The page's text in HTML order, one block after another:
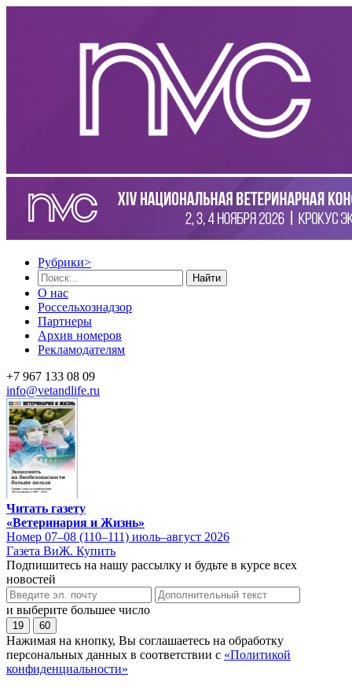
Рубрики>
Найти
О нас
Россельхознадзор
Партнеры
Архив номеров
Рекламодателям
+7 967 133 08 09
info@vetandlife.ru
Читать газету
«Ветеринария и Жизнь»
Номер 07–08 (110–111) июль–август 2026
Газета ВиЖ. Купить
Подпишитесь на нашу рассылку и будьте в курсе всех
новостей
и выберите большее число
19 60
Нажимая на кнопку, Вы соглашаетесь на обработку
персональных данных в соответствии с «Политикой
конфиденциальности»